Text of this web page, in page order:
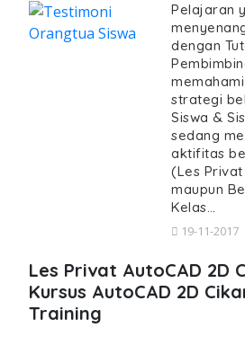
Pelajaran
dengan
strategi
Siswa &
sedang
aktifitas
(Les
maupun
Kelas…
19-11-2017
Les Privat AutoCAD 2D
Kursus AutoCAD 2D
Training